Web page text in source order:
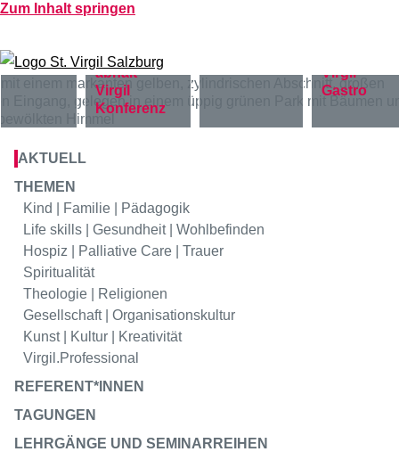
Zum Inhalt springen
Bildung
Virgil
Konferenz
Virgil
Gastro
AKTUELL
THEMEN
Kind | Familie | Pädagogik
Life skills | Gesundheit | Wohlbefinden
Hospiz | Palliative Care | Trauer
Spiritualität
Theologie | Religionen
Gesellschaft | Organisationskultur
Kunst | Kultur | Kreativität
Virgil.Professional
REFERENT*INNEN
TAGUNGEN
LEHRGÄNGE UND SEMINARREIHEN